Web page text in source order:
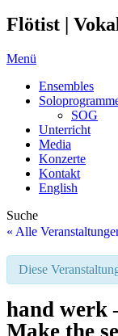
Flötist |
Menü
Ensembles
SOG
Unterricht
Media
Konzerte
Kontakt
English
Suche
« Alle
Diese
hand werk
Make the